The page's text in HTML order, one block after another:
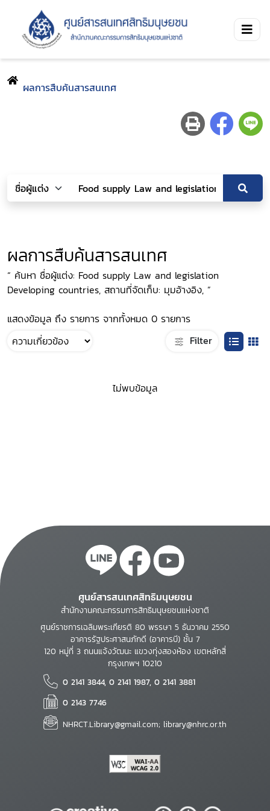
ผลการสืบค้นสารสนเทศ
ผลการสืบค้นสารสนเทศ
“ ค้นหา ชื่อผู้แต่ง: Food supply Law and legislation
Developing countries, สถานที่จัดเก็บ: มุมอ้างอิง, ”
แสดงข้อมูล ถึง รายการ จากทั้งหมด 0 รายการ
Filter
ไม่พบข้อมูล
ศูนย์สารสนเทศสิทธิมนุษยชน
สำนักงานคณะกรรมการสิทธิมนุษยชนแห่งชาติ
ศูนย์ราชการเฉลิมพระเกียรติ 80 พรรษา 5 ธันวาคม 2550
อาคารรัฐประศาสนภักดี (อาคารบี) ชั้น 7
120 หมู่ที่ 3 ถนนแจ้งวัฒนะ แขวงทุ่งสองห้อง เขตหลักสี่
กรุงเทพฯ 10210
0 2141 3844, 0 2141 1987, 0 2141 3881
0 2143 7746
NHRCT.Library@gmail.com; library@nhrc.or.th